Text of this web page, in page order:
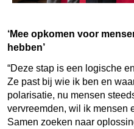
‘Mee opkomen voor
hebben’
“Deze stap is een logische
Ze past bij wie ik ben en
polarisatie, nu mensen
vervreemden, wil ik mensen
Samen zoeken naar